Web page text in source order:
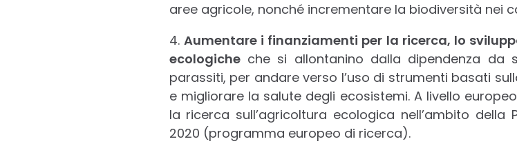
aree agricole, nonché incrementare la biodiversità nei
4. Aumentare i finanziamenti per la ricerca, lo
ecologicheche si allontanino dalla dipendenza da
parassiti, per andare verso l’uso di strumenti basati
e migliorare la salute degli ecosistemi. A livello
la ricerca sull’agricoltura ecologica nell’ambito
2020 (programma europeo di ricerca).